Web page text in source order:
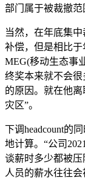
部门属于被裁撤范
当然，在年底集
补偿，但是相比
MEG(移动生态事
终奖本来就不会很
的原因。就在他
灾区”。
下调headcount的
地计算。“公司
谈薪时多少都被
人员的薪水往往